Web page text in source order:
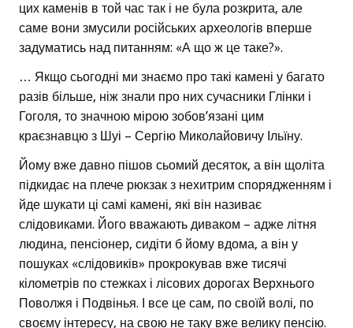
цих каменів в той час так і не була розкрита, але
саме вони змусили російських археологів вперше
задуматись над питанням: «А що ж це таке?».
… Якщо сьогодні ми знаємо про такі камені у багато
разів більше, ніж знали про них сучасники Глінки і
Гоголя, то значною мірою зобов’язані цим
краєзнавцю з Шуі – Сергію Миколайовичу Ільїну.
Йому вже давно пішов сьомий десяток, а він щоліта
підкидає на плече рюкзак з нехитрим спорядженням і
йде шукати ці самі камені, які він називає
слідовиками. Його вважають диваком – адже літня
людина, пенсіонер, сидіти б йому вдома, а він у
пошуках «слідовиків» прокрокував вже тисячі
кілометрів по стежках і лісових дорогах Верхнього
Поволжя і Подвінья. І все це сам, по своїй волі, по
своєму інтересу, на свою не таку вже велику пенсію.